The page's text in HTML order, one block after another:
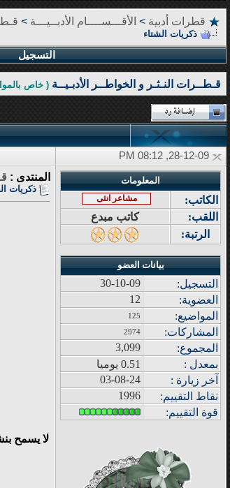
قطرات أدبية > الأقـــســــام الأدبــيـــة >
ذكريات الشتاء
التسجيل
قـطــرات النـثـر و الخواطــر الأدبـيــة ( خاص
المعلومات
الكاتب: مشاعر انثى
اللقب:
كاتب مبدع
الرتبة:
بيانات العضو
التسجيل:
30-10-09
العضوية:
12
المواضيع:
125
المشاركات:
2974
المجموع:
3,099
بمعدل :
0.51 يوميا
خر زيار ة :
03-08-24
نقاط التقييم:
1996
قوة التقييم:
المنتدى :
ذكريات
لا يسمح